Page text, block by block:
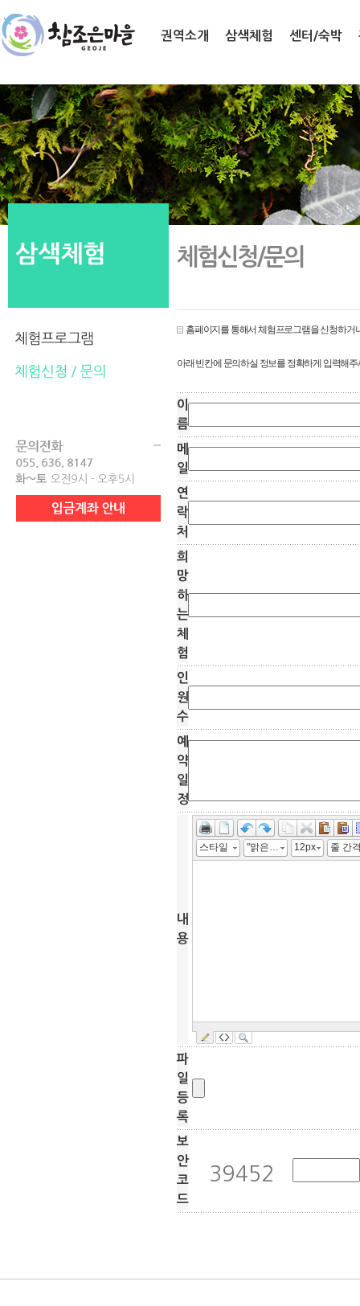
권역소개 삼색체험 센터/숙박
체험신청/문의
홈페이지를 통해서 체험프로그램을 신청하거
아래 빈칸에 문의하실 정보를 정확하게 입력해
이
름
메
일
연
락
처
희
망
하
는
체
험
인
원
수
예
약
일
정
내
용
스타일 "맑은 고딕", 굴림, "Malgun Gothic", gulim 12px 줄 간
파
일
등
록
보
안
코
드